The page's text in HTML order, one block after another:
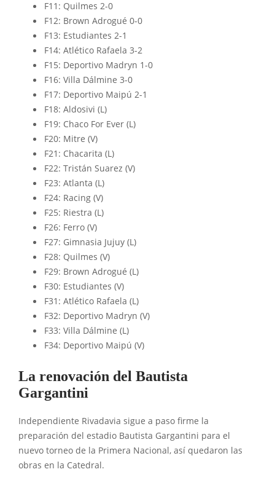
F11: Quilmes 2-0
F12: Brown Adrogué 0-0
F13: Estudiantes 2-1
F14: Atlético Rafaela 3-2
F15: Deportivo Madryn 1-0
F16: Villa Dálmine 3-0
F17: Deportivo Maipú 2-1
F18: Aldosivi (L)
F19: Chaco For Ever (L)
F20: Mitre (V)
F21: Chacarita (L)
F22: Tristán Suarez (V)
F23: Atlanta (L)
F24: Racing (V)
F25: Riestra (L)
F26: Ferro (V)
F27: Gimnasia Jujuy (L)
F28: Quilmes (V)
F29: Brown Adrogué (L)
F30: Estudiantes (V)
F31: Atlético Rafaela (L)
F32: Deportivo Madryn (V)
F33: Villa Dálmine (L)
F34: Deportivo Maipú (V)
La renovación del Bautista
Gargantini
Independiente Rivadavia sigue a paso firme la
preparación del estadio Bautista Gargantini para el
nuevo torneo de la Primera Nacional, así quedaron las
obras en la Catedral.